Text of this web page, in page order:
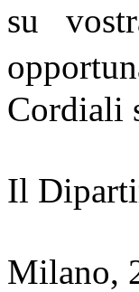
su
Cordiali
Il
Milano,